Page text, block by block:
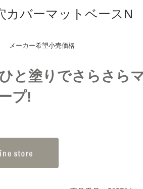
カバーマットベースN
と塗りでさらさら
プ!